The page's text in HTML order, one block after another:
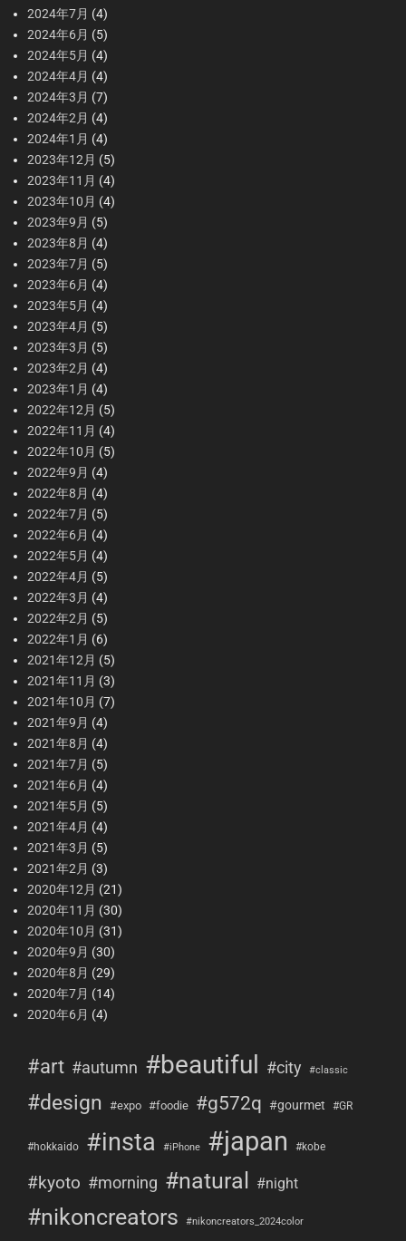
2024年7月 (4)
2024年6月 (5)
2024年5月 (4)
2024年4月 (4)
2024年3月 (7)
2024年2月 (4)
2024年1月 (4)
2023年12月 (5)
2023年11月 (4)
2023年10月 (4)
2023年9月 (5)
2023年8月 (4)
2023年7月 (5)
2023年6月 (4)
2023年5月 (4)
2023年4月 (5)
2023年3月 (5)
2023年2月 (4)
2023年1月 (4)
2022年12月 (5)
2022年11月 (4)
2022年10月 (5)
2022年9月 (4)
2022年8月 (4)
2022年7月 (5)
2022年6月 (4)
2022年5月 (4)
2022年4月 (5)
2022年3月 (4)
2022年2月 (5)
2022年1月 (6)
2021年12月 (5)
2021年11月 (3)
2021年10月 (7)
2021年9月 (4)
2021年8月 (4)
2021年7月 (5)
2021年6月 (4)
2021年5月 (5)
2021年4月 (4)
2021年3月 (5)
2021年2月 (3)
2020年12月 (21)
2020年11月 (30)
2020年10月 (31)
2020年9月 (30)
2020年8月 (29)
2020年7月 (14)
2020年6月 (4)
#art #autumn #beautiful #city #classic
#design #expo #foodie #g572q #gourmet #GR
#hokkaido #insta #iPhone #japan #kobe
#kyoto #morning #natural #night
#nikoncreators #nikoncreators_2024color